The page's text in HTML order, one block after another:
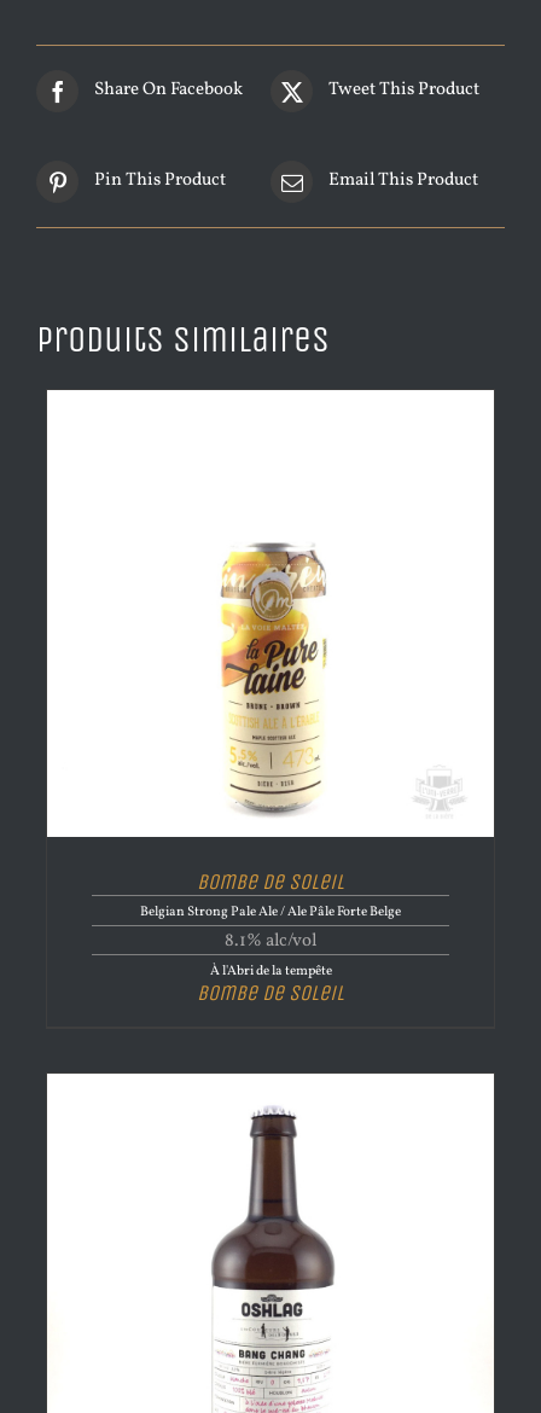
Share On Facebook Tweet This Product
Pin This Product Email This Product
Produits similaires
Bombe de Soleil
Belgian Strong Pale Ale / Ale Pâle Forte Belge
8.1% alc/vol
À l'Abri de la tempête
Bombe de Soleil